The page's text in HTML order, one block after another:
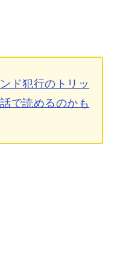
ド犯行のトリッ
で読めるのかも